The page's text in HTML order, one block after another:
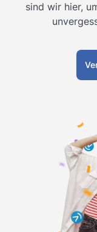
sind wir hier,